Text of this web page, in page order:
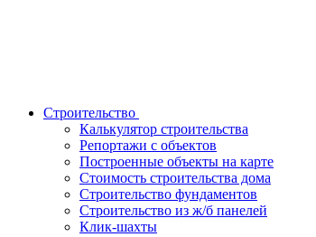
Строительство
Калькулятор строительства
Репортажи с объектов
Построенные объекты на карте
Стоимость строительства дома
Строительство фундаментов
Строительство из ж/б панелей
Клик-шахты